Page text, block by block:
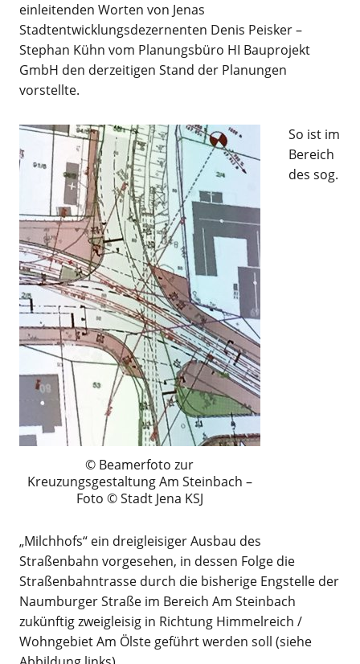
einleitenden Worten von Jenas
Stadtentwicklungsdezernenten Denis Peisker –
Stephan Kühn vom Planungsbüro HI Bauprojekt
GmbH den derzeitigen Stand der Planungen
vorstellte.
Beamerfoto zur
Kreuzungsgestaltung Am Steinbach –
Foto © Stadt Jena KSJ
So ist im
Bereich
des sog.
„Milchhofs“ ein dreigleisiger Ausbau des
Straßenbahn vorgesehen, in dessen Folge die
Straßenbahntrasse durch die bisherige Engstelle der
Naumburger Straße im Bereich Am Steinbach
zukünftig zweigleisig in Richtung Himmelreich /
Wohngebiet Am Ölste geführt werden soll (siehe